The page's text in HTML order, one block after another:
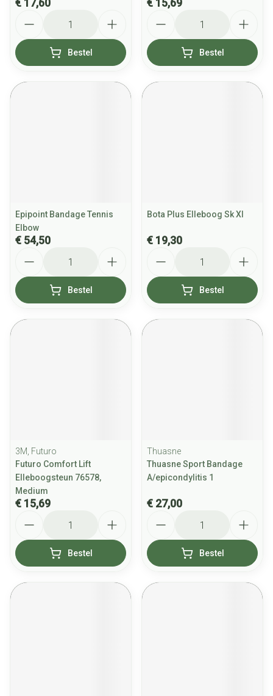
€ 17,60
Bestel
€ 15,69
Bestel
Epipoint Bandage Tennis
Elbow
€ 54,50
Bestel
Bota Plus Elleboog Sk Xl
€ 19,30
Bestel
3M, Futuro
Futuro Comfort Lift
Elleboogsteun 76578,
Medium
€ 15,69
Bestel
Thuasne
Thuasne Sport Bandage
A/epicondylitis 1
€ 27,00
Bestel